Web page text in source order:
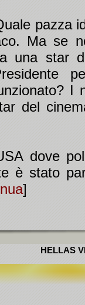
pazza
Ma se
una star
I
del
dove
è stato
]
HELLAS